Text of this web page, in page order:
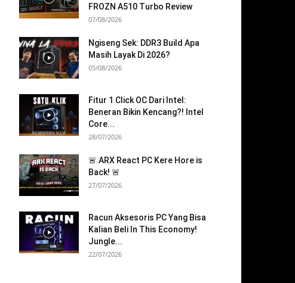
FROZN A510 Turbo Review
07/08/2026
Ngiseng Sek: DDR3 Build Apa
Masih Layak Di 2026?
05/08/2026
Fitur 1 Click OC Dari Intel:
Beneran Bikin Kencang?! Intel
Core...
28/07/2026
🚨 ARX React PC Kere Hore is
Back! 🚨
27/07/2026
Racun Aksesoris PC Yang Bisa
Kalian Beli In This Economy!
Jungle...
22/07/2026